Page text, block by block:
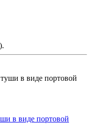
в виде портовой